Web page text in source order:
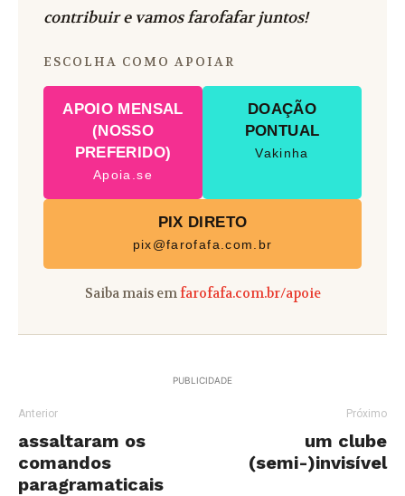
contribuir e vamos farofafar juntos!
ESCOLHA COMO APOIAR
APOIO MENSAL
(NOSSO
PREFERIDO)
Apoia.se
DOAÇÃO
PONTUAL
Vakinha
PIX DIRETO
pix@farofafa.com.br
Saiba mais emfarofafa.com.br/apoie
PUBLICIDADE
Anterior
assaltaram os
comandos
paragramaticais
Próximo
um clube
(semi-)invisível